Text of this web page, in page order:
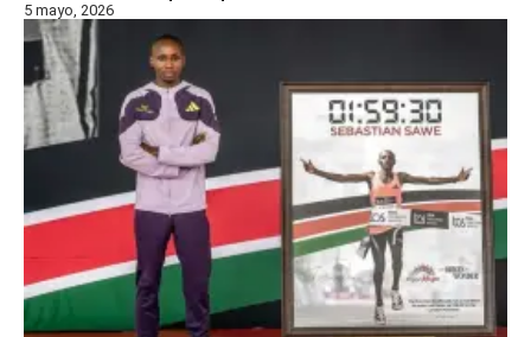
5 mayo, 2026